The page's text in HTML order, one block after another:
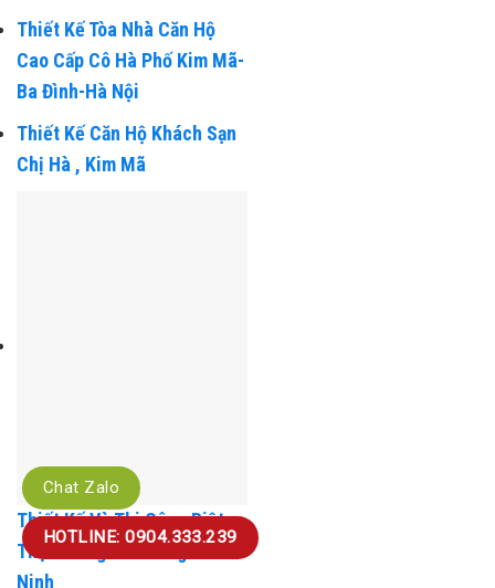
Hà Nội
Thiết Kế Tòa Nhà Căn Hộ
Cao Cấp Cô Hà Phố Kim Mã-
Ba Đình-Hà Nội
Thiết Kế Căn Hộ Khách Sạn
Thiết Kế Và Thi Công Biệt
Thự 3 Tầng Anh Đăng Bắc
Chat Zalo
HOTLINE: 0904.333.239